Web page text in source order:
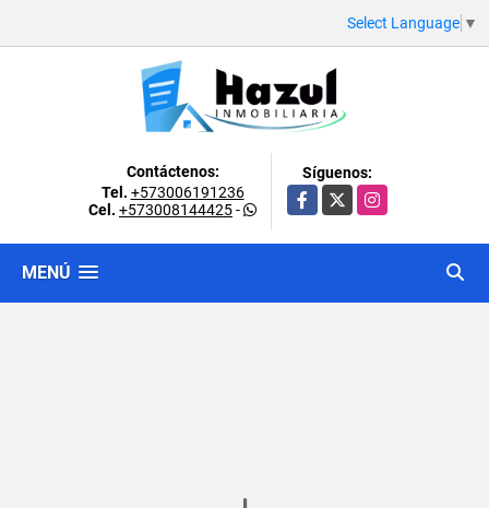
Select Language ▼
Contáctenos:
Tel. +573006191236
Cel. +573008144425-
Síguenos:
Facebook
X Instagram
MENÚ